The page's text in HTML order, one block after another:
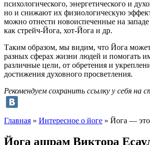
психологического, энергетического и
но и снижают их физиологическую
можно отнести новоиспеченные на
как стрейч-Йога, хот-Йога и др.
Таким образом, мы видим, что Йога
разных сферах жизни людей и помогать
различные цели, от обретения и
достижения духовного просветления.
Рекомендуем сохранить ссылку у себя на
Главная » Интересное о йоге » Йога — это
Йога ашрам Виктора